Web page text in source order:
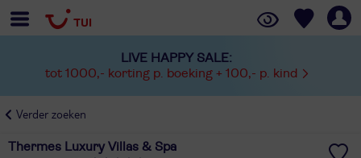
LIVE HAPPY SALE:
tot 1000,- korting p. boeking + 100,- p. kind
Verder zoeken
Thermes Luxury Villas & Spa